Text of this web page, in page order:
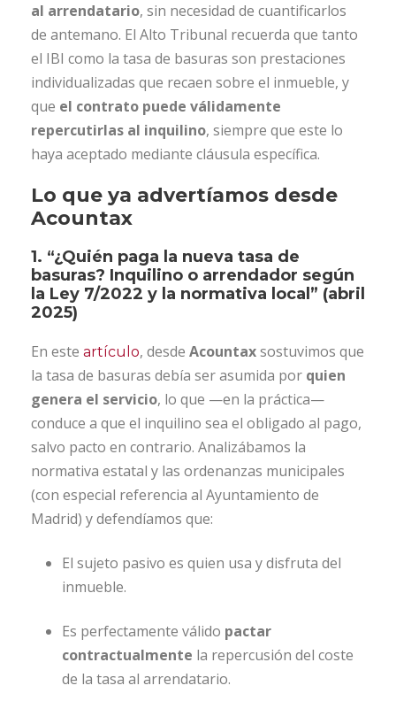
al arrendatario, sin necesidad de cuantificarlos
de antemano. El Alto Tribunal recuerda que tanto
el IBI como la tasa de basuras son prestaciones
individualizadas que recaen sobre el inmueble, y
que el contrato puede válidamente
repercutirlas al inquilino, siempre que este lo
haya aceptado mediante cláusula específica.
Lo que ya advertíamos desde
Acountax
1. “¿Quién paga la nueva tasa de
basuras? Inquilino o arrendador según
la Ley 7/2022 y la normativa local” (abril
2025)
En este artículo, desde Acountaxsostuvimos que
la tasa de basuras debía ser asumida por quien
genera el servicio, lo que —en la práctica—
conduce a que el inquilino sea el obligado al pago,
salvo pacto en contrario. Analizábamos la
normativa estatal y las ordenanzas municipales
(con especial referencia al Ayuntamiento de
Madrid) y defendíamos que:
El sujeto pasivo es quien usa y disfruta del
inmueble.
Es perfectamente válido pactar
contractualmente la repercusión del coste
de la tasa al arrendatario.